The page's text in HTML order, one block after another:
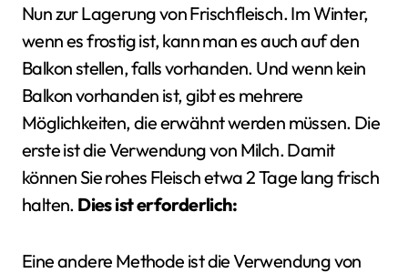
Nun zur Lagerung von Frischfleisch. Im Winter,
wenn es frostig ist, kann man es auch auf den
Balkon stellen, falls vorhanden. Und wenn kein
Balkon vorhanden ist, gibt es mehrere
Möglichkeiten, die erwähnt werden müssen. Die
erste ist die Verwendung von Milch. Damit
können Sie rohes Fleisch etwa 2 Tage lang frisch
halten. Dies ist erforderlich:
Eine andere Methode ist die Verwendung von